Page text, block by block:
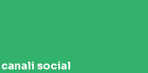
social